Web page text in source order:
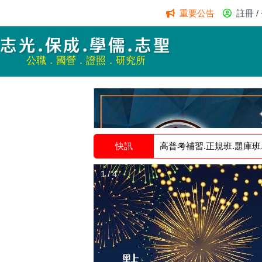
重要公告 註冊 /
志光.保成.學儒.志聖
公職．國營．證照．研究所
快訊 高普考補習.正規班.題庫
1 / 4